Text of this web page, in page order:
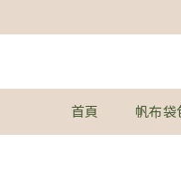
首頁 帆布袋